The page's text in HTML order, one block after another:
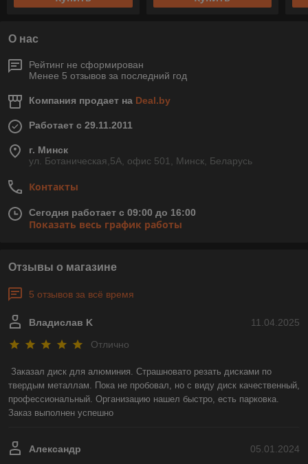
О нас
Рейтинг не сформирован
Менее 5 отзывов за последний год
Компания продает на Deal.by
Работает с 29.11.2011
г. Минск
ул. Ботаническая,5А, офис 501, Минск, Беларусь
Контакты
Сегодня работает с 09:00 до 16:00
Показать весь график работы
Отзывы о магазине
5 отзывов за всё время
11.04.2025
Владислав K
Отлично
Заказал диск для алюминия. Страшновато резать дисками по
твердым металлам. Пока не пробовал, но с виду диск качественный,
профессиональный. Организацию нашел быстро, есть парковка.
Заказ выполнен успешно
05.01.2024
Александр